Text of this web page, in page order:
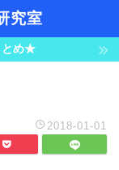
究室
とめ★
2018-01-01